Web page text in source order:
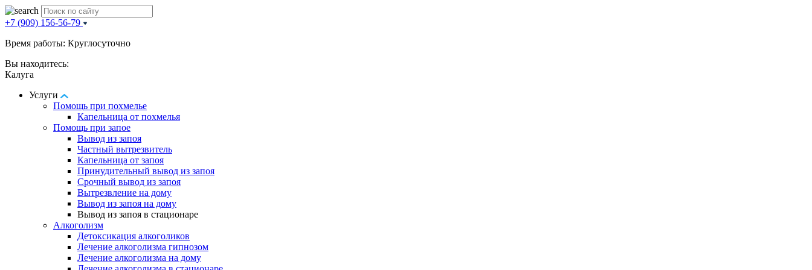
+7 (909) 156-56-79
Время работы: Круглосуточно
Вы находитесь:
Калуга
Услуги
Помощь при похмелье
Капельница от похмелья
Помощь при запое
Вывод из запоя
Частный вытрезвитель
Капельница от запоя
Принудительный вывод из запоя
Срочный вывод из запоя
Вытрезвление на дому
Вывод из запоя на дому
Вывод из запоя в стационаре
Алкоголизм
Детоксикация алкоголиков
Лечение алкоголизма гипнозом
Лечение алкоголизма на дому